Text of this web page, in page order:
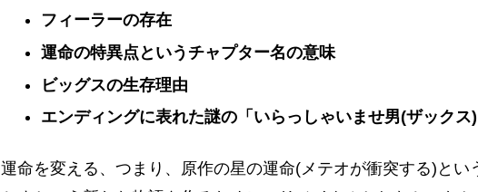
フィーラーの存在
運命の特異点というチャプター名の意味
ビッグスの生存理由
エンディングに表れた謎の「いらっしゃいませ男(ザックス)
運命を変える、つまり、原作の星の運命(メテオが衝突する)とい